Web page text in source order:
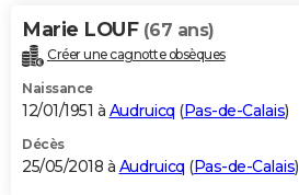
Marie LOUF (67 ans)
Créer une cagnotte obsèques
Naissance
12/01/1951 à Audruicq (Pas-de-Calais)
Décès
25/05/2018 à Audruicq (Pas-de-Calais)